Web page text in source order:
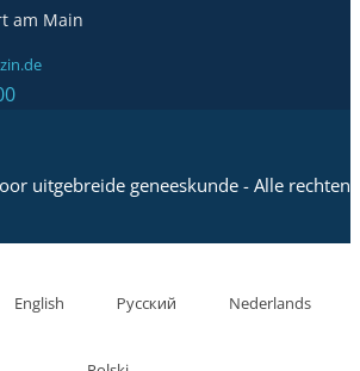
am Main
uitgebreide geneeskunde - Alle rechten
English Русский Nederlands